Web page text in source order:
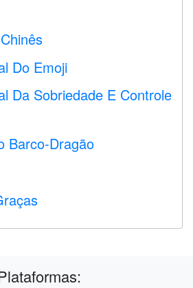
Do Emoji
Da Sobriedade E Controle
Barco-Dragão